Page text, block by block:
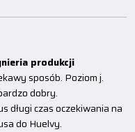
produkcji
sposób. Poziom j.
dobry.
długi czas oczekiwania na
do Huelvy.